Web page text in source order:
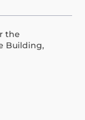
the
Building,